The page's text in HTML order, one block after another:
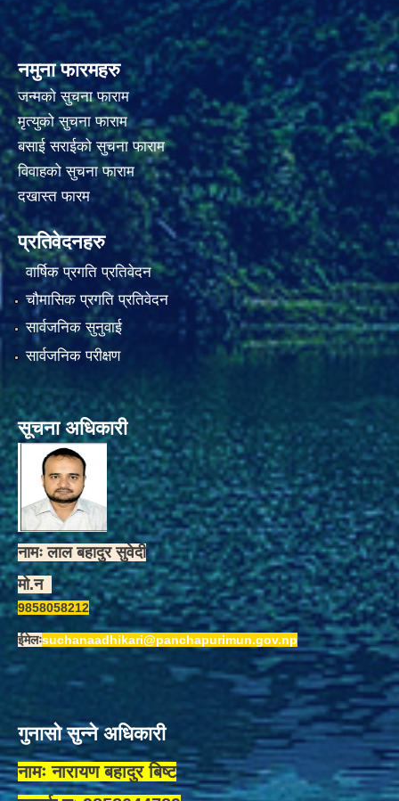
नमुना फारमहरु
जन्मको सुचना फाराम
मृत्युको सुचना फाराम
बसाई सराईको सुचना फाराम
विवाहको सुचना फाराम
दखास्त फारम
प्रतिवेदनहरु
वार्षिक प्रगति प्रतिवेदन
चौमासिक प्रगति प्रतिवेदन
सार्वजनिक सुनुवाई
सार्वजनिक परीक्षण
सूचना अधिकारी
नामः लाल बहादुर सुवेदी
मो.न
9858058212
ईमेलःsuchanaadhikari@panchapurimun.gov.np
गुनासो सुन्ने अधिकारी
नामः नारायण बहादुर बिष्ट